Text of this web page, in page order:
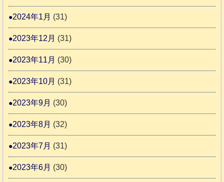
2024年1月 (31)
2023年12月 (31)
2023年11月 (30)
2023年10月 (31)
2023年9月 (30)
2023年8月 (32)
2023年7月 (31)
2023年6月 (30)